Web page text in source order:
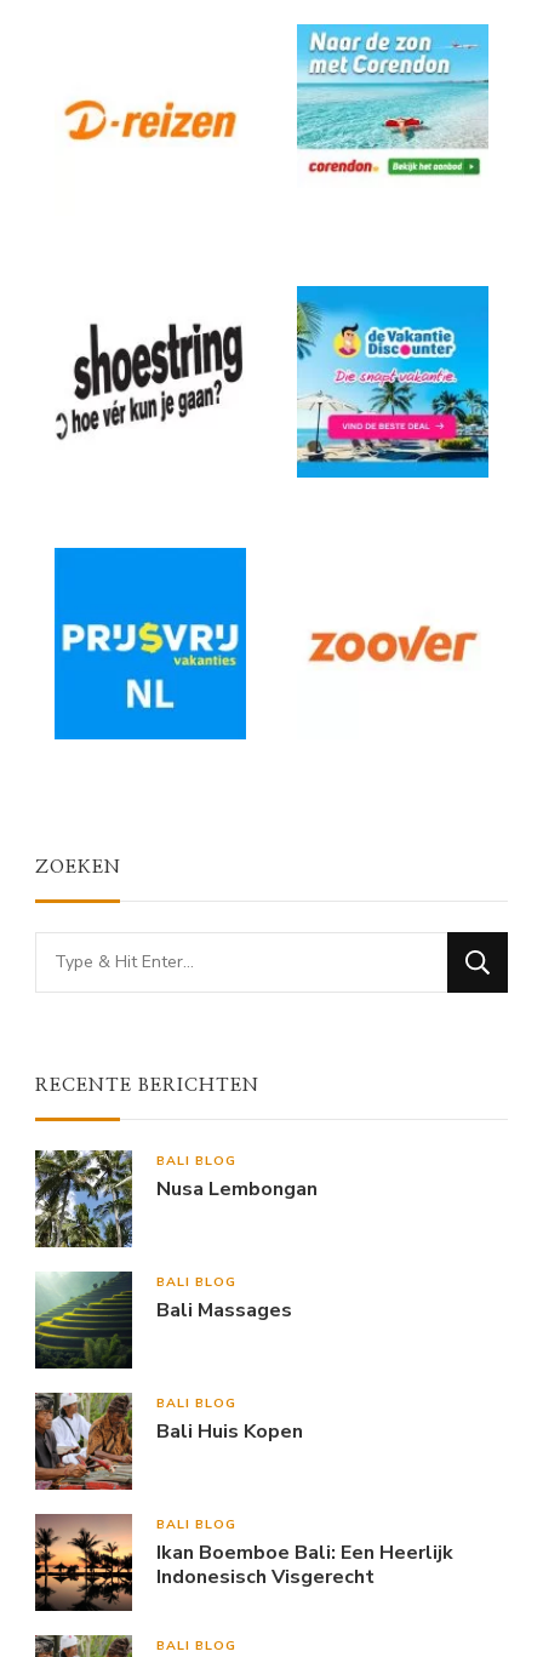
ZOEKEN
Looking
for
RECENTE BERICHTEN
BALI BLOG
Nusa Lembongan
BALI BLOG
Bali Massages
BALI BLOG
Bali Huis Kopen
BALI BLOG
Ikan Boemboe Bali: Een Heerlijk
Indonesisch Visgerecht
BALI BLOG